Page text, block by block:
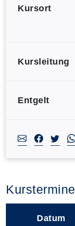
Kursort
Kursleitung
Entgelt
Kurstermine
Datum